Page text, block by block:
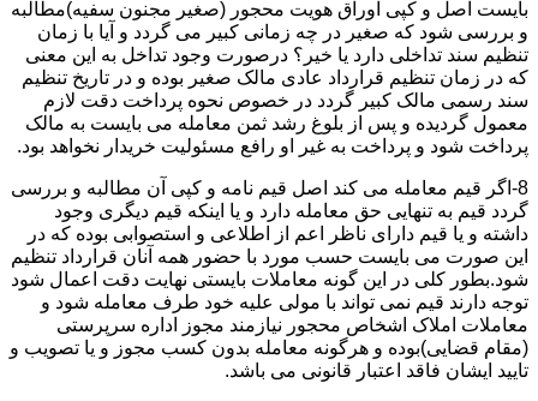
بایست اصل و کپی اوراق هویت محجور (صغیر مجنون سفیه)مطالبه
و بررسی شود که صغیر در چه زمانی کبیر می گردد و آیا با زمان
تنظیم سند تداخلی دارد یا خیر؟ درصورت وجود تداخل به این معنی
که در زمان تنظیم قرارداد عادی مالک صغیر بوده و در تاریخ تنظیم
سند رسمی مالک کبیر گردد در خصوص نحوه پرداخت دقت لازم
معمول گردیده و پس از بلوغ رشد ثمن معامله می بایست به مالک
پرداخت شود و پرداخت به غیر او رافع مسئولیت خریدار نخواهد بود.
8-اگر قیم معامله می کند اصل قیم نامه و کپی آن مطالبه و بررسی
گردد قیم به تنهایی حق معامله دارد و یا اینکه قیم دیگری وجود
داشته و یا قیم دارای ناظر اعم از اطلاعی و استصوابی بوده که در
این صورت می بایست حسب مورد با حضور همه آنان قرارداد تنظیم
شود.بطور کلی در این گونه معاملات بایستی نهایت دقت اعمال شود
توجه دارند قیم نمی تواند با مولی علیه خود طرف معامله شود و
معاملات املاک اشخاص محجور نیازمند مجوز اداره سرپرستی
(مقام قضایی)بوده و هرگونه معامله بدون کسب مجوز و یا تصویب و
تایید ایشان فاقد اعتبار قانونی می باشد.